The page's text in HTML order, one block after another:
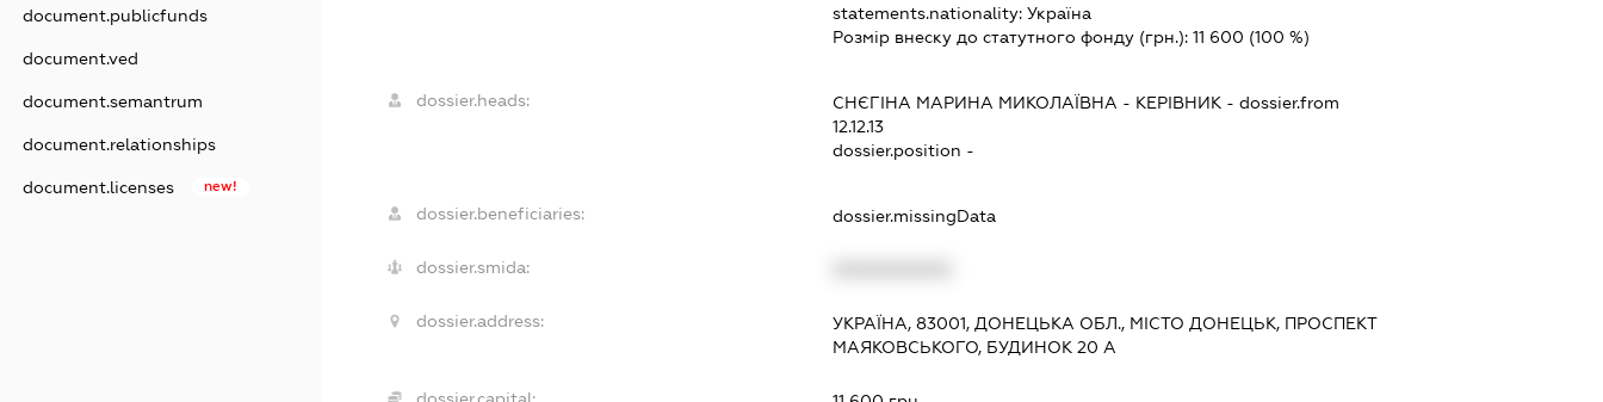
document.publicfunds
document.ved
document.semantrum
document.relationships
document.licenses new!
statements.nationality: Україна
Розмір внеску до статутного фонду (грн.): 11 600 (100 %)
dossier.heads: СНЄГІНА МАРИНА МИКОЛАЇВНА - КЕРІВНИК - dossier.from
12.12.13
dossier.position -
dossier.beneficiaries: dossier.missingData
dossier.smida:
dossier.address:
УКРАЇНА, 83001, ДОНЕЦЬКА ОБЛ., МІСТО ДОНЕЦЬК, ПРОСПЕКТ
МАЯКОВСЬКОГО, БУДИНОК 20 А